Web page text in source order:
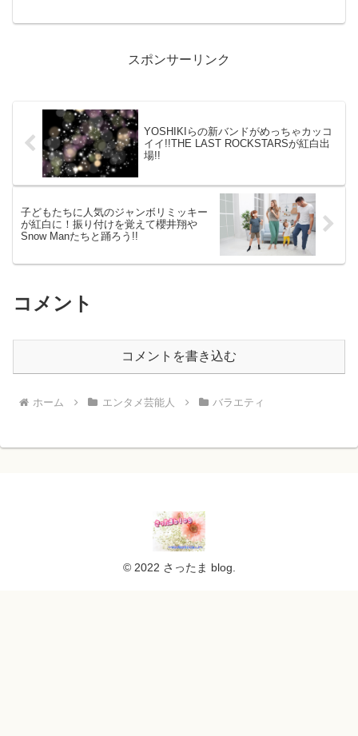
スポンサーリンク
YOSHIKIらの新バンドがめっちゃカッコ
イイ!!THE LAST ROCKSTARSが紅白出
場!!
子どもたちに人気のジャンボリミッキー
が紅白に！振り付けを覚えて櫻井翔や
Snow Manたちと踊ろう!!
コメント
コメントを書き込む
ホーム エンタメ芸能人 バラエティ
© 2022 さったま blog.